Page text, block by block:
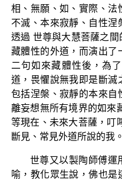
相、無願、如、實際、法
不滅、本來寂靜、自性涅
透過 世尊與大慧菩薩之
藏體性的外道，而演出了
二句如來藏體性後，為
道，畏懼說無我即是斷滅
包括涅槃、寂靜的本來自
離妄想無所有境界的如來
等現在、未來大菩薩，叮
斷見、常見外道所說的我。
世尊又以製陶師傅運
喻，教化眾生說，佛也